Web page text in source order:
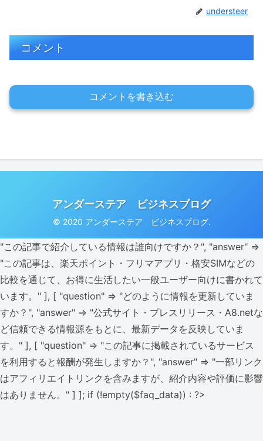
understeer
コメント
コメントを書き込む
アンダーステア ビジネスブログ
© 2020 アンダーステア ビジネスブログ.
"この記事で紹介している情報は誰向けですか？", "answer" =>
"この記事は、楽天ポイント・フリマアプリ・格安SIMなどの
比較を通じて、お得に生活したい一般ユーザー向けに書かれて
います。" ], [ "question" => "どのように情報を更新していま
すか？", "answer" => "公式サイト・プレスリリース・A8.netな
ど信頼できる情報源をもとに、最新データを反映していま
す。" ], [ "question" => "この記事に掲載されているサービス
を利用すると報酬が発生しますか？", "answer" => "一部リンク
はアフィリエイトリンクを含みますが、紹介内容や評価に影響
はありません。" ] ]; if (!empty($faq_data)) : ?>